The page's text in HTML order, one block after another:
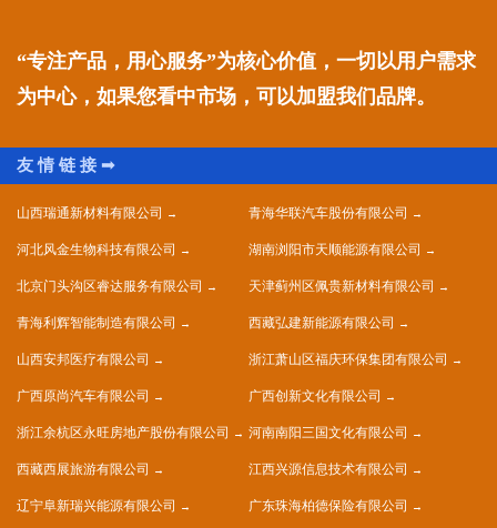
“专注产品，用心服务”为核心价值，一切以用户需求
为中心，如果您看中市场，可以加盟我们品牌。
山西瑞通新材料有限公司 青海华联汽车股份有限公司
河北风金生物科技有限公司 湖南浏阳市天顺能源有限公司
北京门头沟区睿达服务有限公司 天津蓟州区佩贵新材料有限公司
青海利辉智能制造有限公司 西藏弘建新能源有限公司
山西安邦医疗有限公司 浙江萧山区福庆环保集团有限公司
广西原尚汽车有限公司 广西创新文化有限公司
浙江余杭区永旺房地产股份有限公司 河南南阳三国文化有限公司
西藏西展旅游有限公司 江西兴源信息技术有限公司
辽宁阜新瑞兴能源有限公司 广东珠海柏德保险有限公司